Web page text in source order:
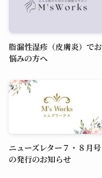
脂漏性湿疹（皮膚炎）でお
悩みの方へ
ニューズレター７・８月号
の発行のお知らせ